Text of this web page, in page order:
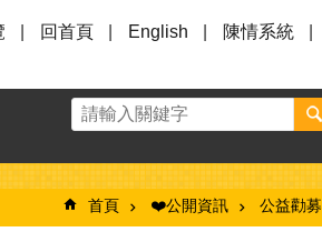
回首頁 English 陳情系統
首頁 ❤️公開資訊 公益勸募